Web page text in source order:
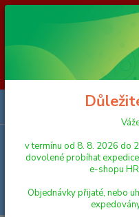
Vážení zákazníci, v termínu
důvodu čerpání dovolené
provoz e-shopu
uhrazené do čtvrtka 6. 8.
Objednávky přijaté, nebo
2026 budou postupně
pochopení
v termínu od 8. 8. 2026 do
dovolené probíhat
e-shopu
Objednávky přijaté, nebo